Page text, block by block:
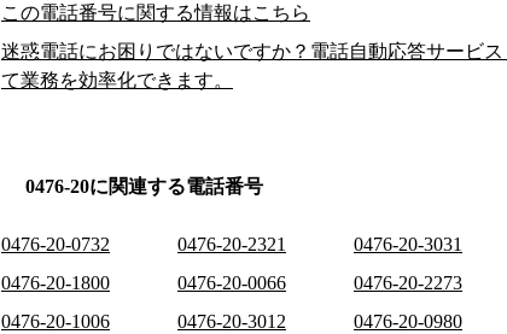
この電話番号に関する情報はこちら
迷惑電話にお困りではないですか？電話自動応答サービ
て業務を効率化できます。
0476-20に関連する電話番号
0476-20-0732 0476-20-2321 0476-20-3031
0476-20-1800
0476-20-0066 0476-20-2273
0476-20-1006
0476-20-3012 0476-20-0980